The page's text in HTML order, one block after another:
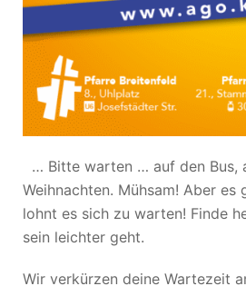
… Bitte warten … auf den Bus,
Weihnachten. Mühsam! Aber
lohnt es sich zu warten! Finde
sein leichter geht.
Wir verkürzen deine Wartezeit